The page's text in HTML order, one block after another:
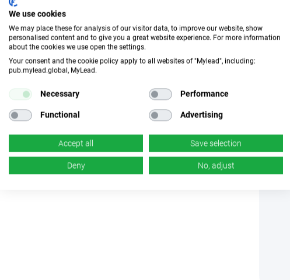
We use cookies
We may place these for analysis of our visitor data, to improve our website, show
personalised content and to give you a great website experience. For more information
about the cookies we use open the settings.
Your consent and the cookie policy apply to all websites of "Mylead", including:
pub.mylead.global, MyLead.
Necessary Performance
Functional Advertising
Accept all Save selection
Deny No, adjust